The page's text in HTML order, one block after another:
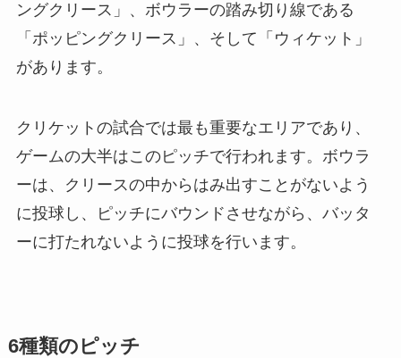
ングクリース」、ボウラーの踏み切り線である
「ポッピングクリース」、そして「ウィケット」
があります。
クリケットの試合では最も重要なエリアであり、
ゲームの大半はこのピッチで行われます。ボウラ
ーは、クリースの中からはみ出すことがないよう
に投球し、ピッチにバウンドさせながら、バッタ
ーに打たれないように投球を行います。
6種類のピッチ